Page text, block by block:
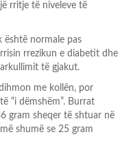
rritje të niveleve të
është normale pas
rrezikun e diabetit dhe
të gjakut.
me kollën, por
“i dëmshëm”. Burrat
gram sheqer të shtuar në
shumë se 25 gram